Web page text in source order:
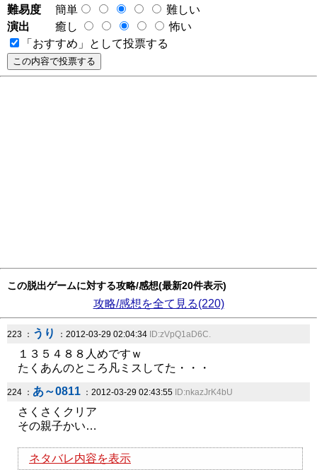
難易度
簡単
難しい
演出
癒し
怖い
「おすすめ」として投票する
この脱出ゲームに対する攻略/感想(最新20件表示)
攻略/感想を全て見る(220)
223 ： うり ：2012-03-29 02:04:34 ID:zVpQ1aD6C.
１３５４８８人めですｗ
たくあんのところ凡ミスしてた・・・
224 ： あ～0811 ：2012-03-29 02:43:55 ID:nkazJrK4bU
さくさくクリア
その親子かい…
ネタバレ内容を表示